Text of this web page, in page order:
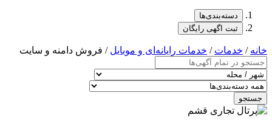
دسته‌بندی‌ها
ثبت اگهی رایگان
خانه / خدمات / خدمات رایانه‌ای و موبایل / فروش دامنه و سایت
جستجو